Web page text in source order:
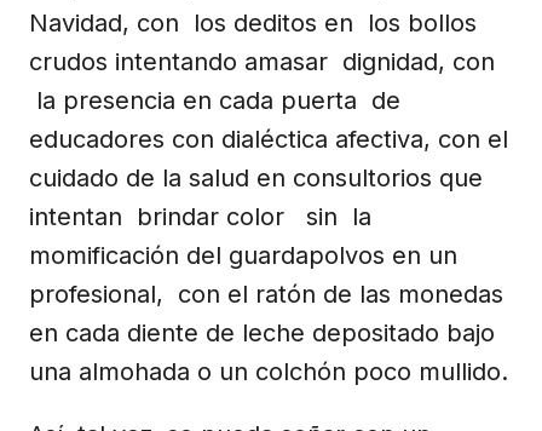
Navidad, con los deditos en los bollos
crudos intentando amasar dignidad, con
la presencia en cada puerta de
educadores con dialéctica afectiva, con el
cuidado de la salud en consultorios que
intentan brindar color sin la
momificación del guardapolvos en un
profesional, con el ratón de las monedas
en cada diente de leche depositado bajo
una almohada o un colchón poco mullido.